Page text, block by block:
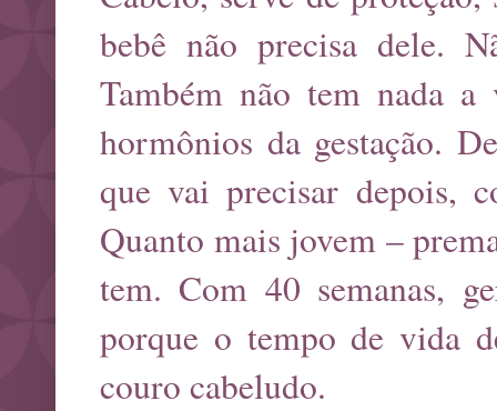
bebê não precisa dele.
Também não tem nada
hormônios da gestação.
que vai precisar depois,
Quanto mais jovem –
tem. Com 40 semanas,
porque o tempo de vida
couro cabeludo.